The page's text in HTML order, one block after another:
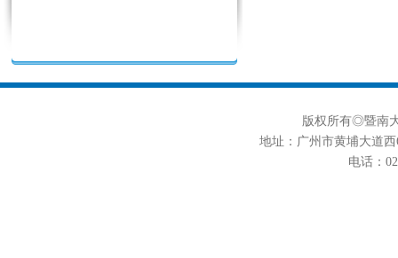
版权所有◎暨南
地址：广州市黄埔大道
电话：